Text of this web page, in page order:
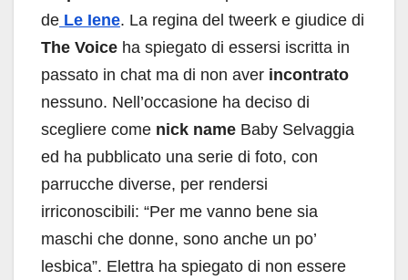
de Le Iene. La regina del tweerk e giudice di
The Voice ha spiegato di essersi iscritta in
passato in chat ma di non aver incontrato
nessuno. Nell’occasione ha deciso di
scegliere come nick name Baby Selvaggia
ed ha pubblicato una serie di foto, con
parrucche diverse, per rendersi
irriconoscibili: “Per me vanno bene sia
maschi che donne, sono anche un po’
lesbica”. Elettra ha spiegato di non essere